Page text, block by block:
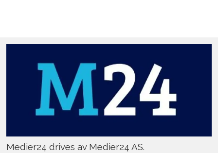
Medier24 drives av Medier24 AS.